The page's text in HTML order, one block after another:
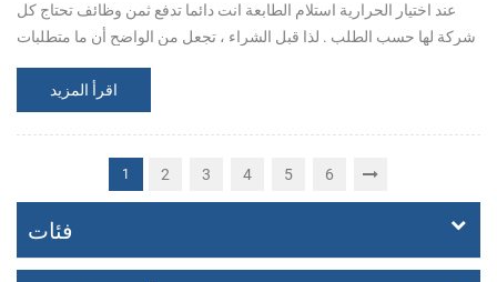
عند اختيار الحرارية استلام الطابعة انت دائما تدفع ثمن وظائف تحتاج كل
شركة لها حسب الطلب . لذا قبل الشراء ، تجعل من الواضح أن ما متطلبات
اقرأ المزيد
1 2 3 4 5 6
فئات